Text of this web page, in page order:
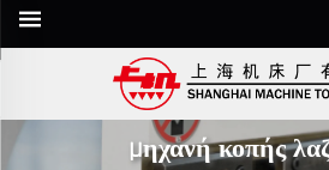
Μηχανή κοπής